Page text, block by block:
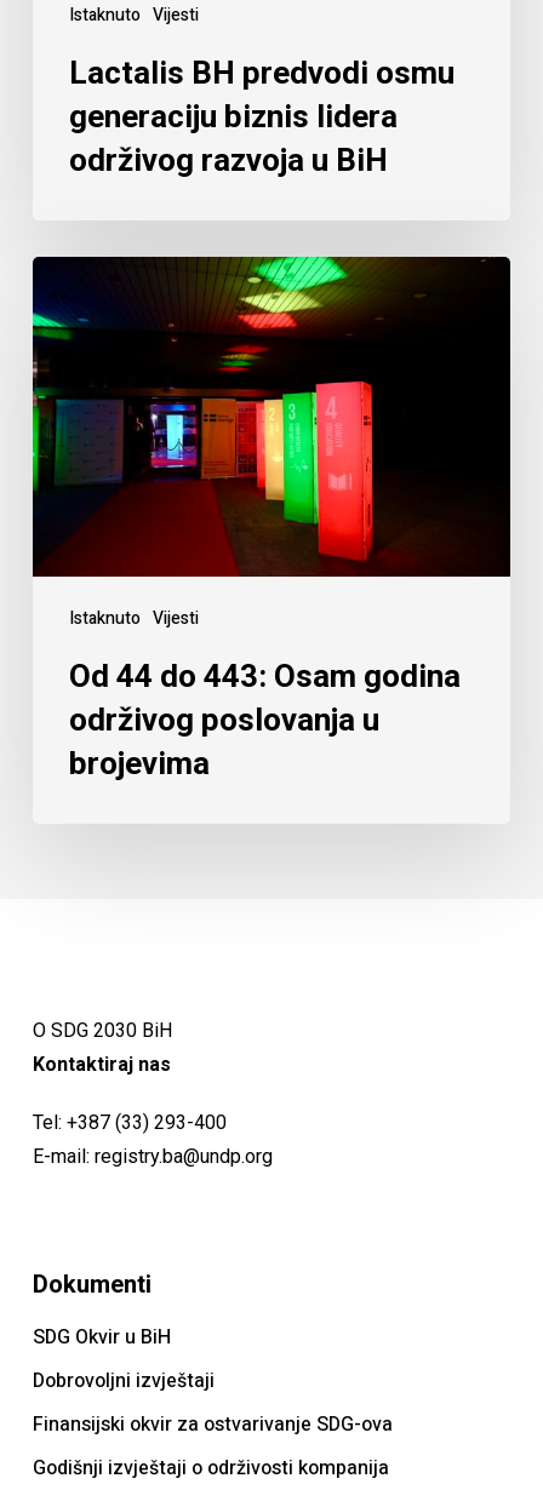
Istaknuto Vijesti
Lactalis BH predvodi osmu
generaciju biznis lidera
održivog razvoja u BiH
Istaknuto Vijesti
Od 44 do 443: Osam godina
održivog poslovanja u
brojevima
O SDG 2030 BiH
Kontaktiraj nas
Tel: +387 (33) 293-400
E-mail: registry.ba@undp.org
Dokumenti
SDG Okvir u BiH
Dobrovoljni izvještaji
Finansijski okvir za ostvarivanje SDG-ova
Godišnji izvještaji o održivosti kompanija